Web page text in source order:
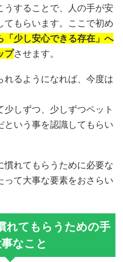
うすることで、人の手が安
てもらいます。ここで初め
「少し安心できる存在」へ
プさせます。
れるようになれば、今度は
少しずつ、少しずつペット
という事を認識してもらい
慣れてもらうために必要な
って大事な要素をおさらい
れてもらうための手
なこと